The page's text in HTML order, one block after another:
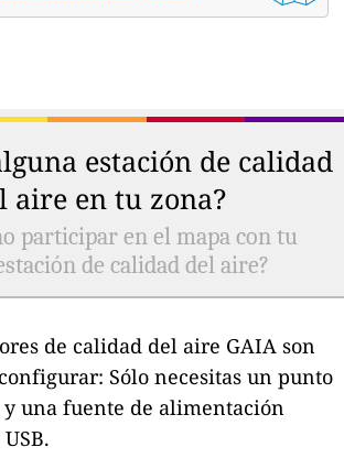
estación de calidad
aire en tu zona?
participar en el mapa con tu
de calidad del aire?
de calidad del aire GAIA son
Sólo necesitas un punto
y una fuente de alimentación